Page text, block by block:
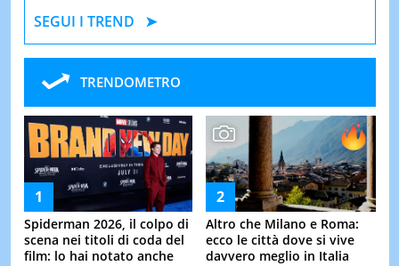
SEGUI I TREND
TRENDOMETRO
Spiderman 2026, il colpo di
scena nei titoli di coda del
film: lo hai notato anche
Altro che Milano e Roma:
ecco le città dove si vive
davvero meglio in Italia